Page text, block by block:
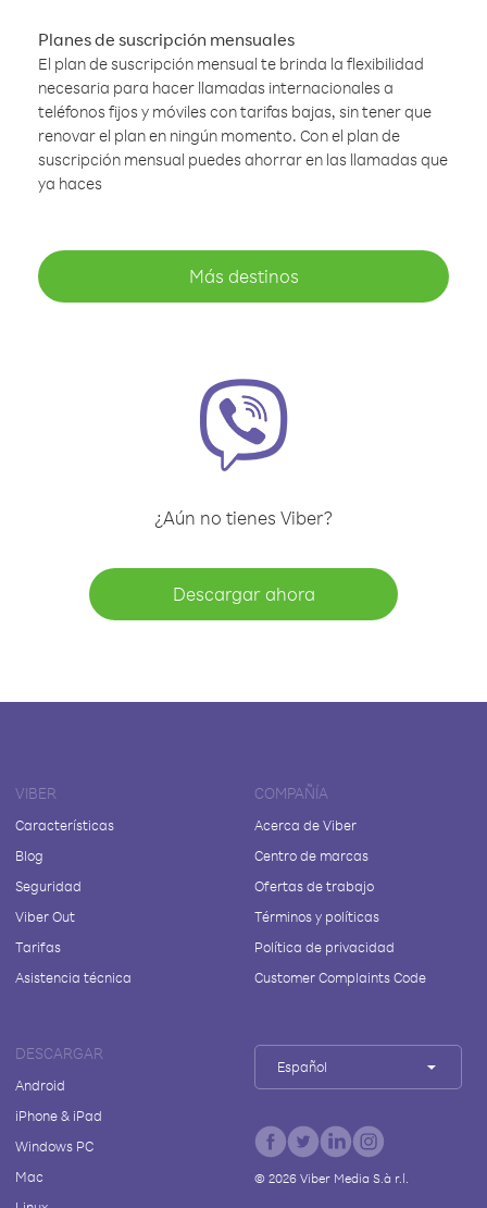
Planes de suscripción mensuales
El plan de suscripción mensual te brinda la flexibilidad
necesaria para hacer llamadas internacionales a
teléfonos fijos y móviles con tarifas bajas, sin tener que
renovar el plan en ningún momento. Con el plan de
suscripción mensual puedes ahorrar en las llamadas que
ya haces
Más destinos
¿Aún no tienes Viber?
Descargar ahora
VIBER
Características
Blog
Seguridad
Viber Out
Tarifas
Asistencia técnica
COMPAÑÍA
Acerca de Viber
Centro de marcas
Ofertas de trabajo
Términos y políticas
Política de privacidad
Customer Complaints Code
DESCARGAR
Android
iPhone & iPad
Windows PC
Mac
Español
© 2026Viber Media S.à r.l.